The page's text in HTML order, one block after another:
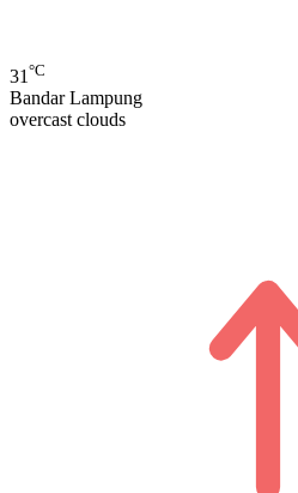
31 °C
Bandar Lampung
overcast clouds